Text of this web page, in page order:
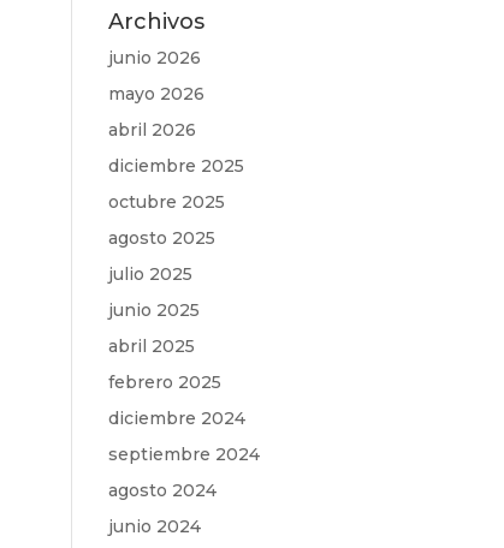
Archivos
junio 2026
mayo 2026
abril 2026
diciembre 2025
octubre 2025
agosto 2025
julio 2025
junio 2025
abril 2025
febrero 2025
diciembre 2024
septiembre 2024
agosto 2024
junio 2024